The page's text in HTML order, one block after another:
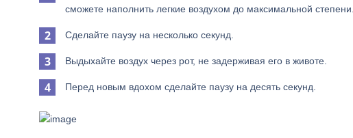
сможете наполнить легкие воздухом до максимальной степени.
Сделайте паузу на несколько секунд.
Выдыхайте воздух через рот, не задерживая его в животе.
Перед новым вдохом сделайте паузу на десять секунд.